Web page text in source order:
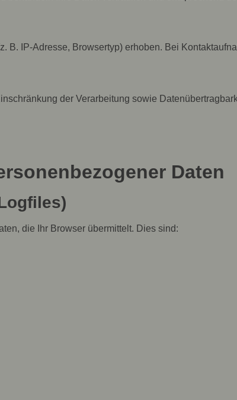
B. IP-Adresse, Browsertyp) erhoben. Bei
der Verarbeitung sowie
Daten
die Ihr Browser übermittelt. Dies sind: